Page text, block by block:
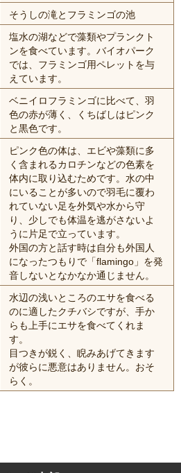
そうしの滝とフラミンゴの池
塩水の湖などで藻類やプランクト
ンを食べています。バイオパーク
では、フラミンゴ用ペレットを与
えています。
ベニイロフラミンゴに比べて、羽
色の赤が薄く、くちばしはピンク
と黒色です。
ピンク色の体は、エビや藻類に多
く含まれるカロチンなどの色素を
体内に取り込むためです。水の中
にいることが多いので羽毛に覆わ
れていない足を外気や水から守
り、少しでも体温を逃がさないよ
うに片足で立っています。
外国の方と話す時は自分も外国人
になったつもりで「flamingo」を発
音しないとなかなか通じません。
水辺の浅いところのエサを食べる
のに適したクチバシですが、手か
らも上手にエサを食べてくれま
す。
目つきが鋭く、睨みあげてきます
が彼らに悪意はありません。おそ
らく。